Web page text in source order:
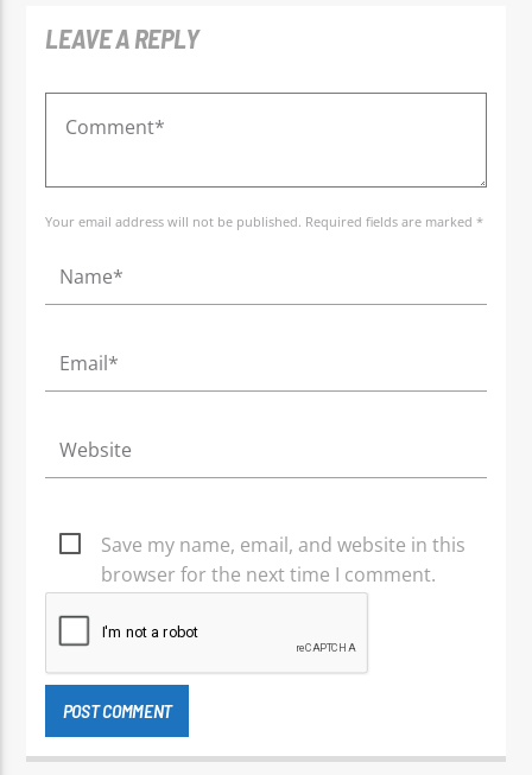
LEAVE A REPLY
Your email address will not be published. Required fields are marked *
Save my name, email, and website in this
browser for the next time I comment.